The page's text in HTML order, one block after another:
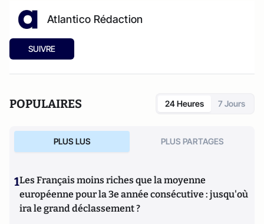
Atlantico Rédaction
SUIVRE
POPULAIRES 24 Heures 7 Jours
PLUS LUS PLUS PARTAGES
1Les Français moins riches que la moyenne
européenne pour la 3e année consécutive : jusqu'où
ira le grand déclassement ?